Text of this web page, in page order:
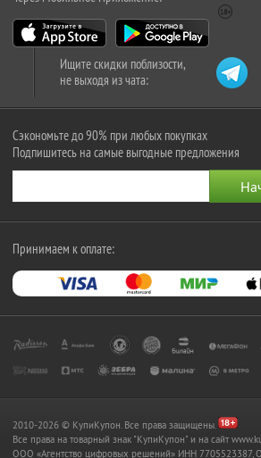
Ищите скидки поблизости,
не выходя из чата:
Сэкономьте до 90% при любых покупках
Подпишитесь на самые выгодные предложения
Принимаем к оплате:
2010-2026 © КупиКупон. Все права защищены.
Все права на товарный знак "КупиКупон" и на сайт
OOO «Агентство цифровых решений» ИНН 7705523387,